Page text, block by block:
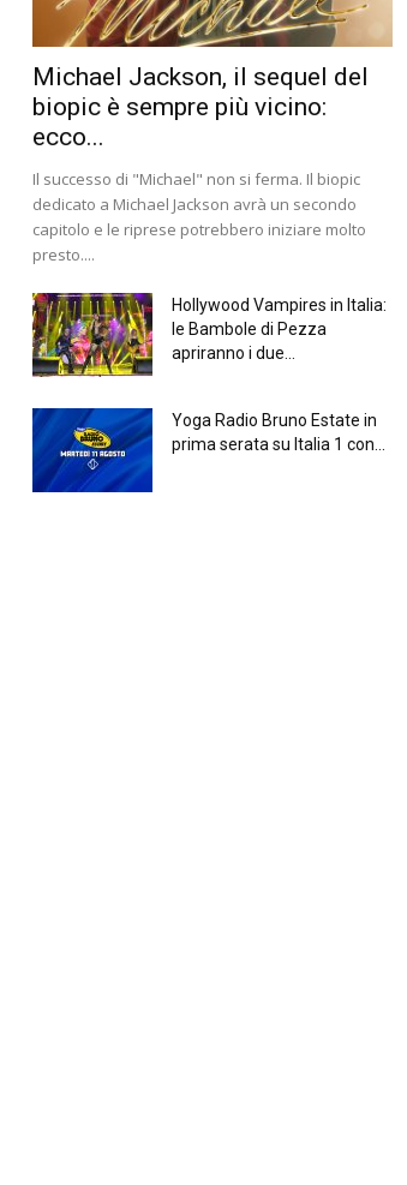
Michael Jackson, il sequel del
biopic è sempre più vicino:
ecco...
Il successo di "Michael" non si ferma. Il biopic
dedicato a Michael Jackson avrà un secondo
capitolo e le riprese potrebbero iniziare molto
presto....
Hollywood Vampires in Italia:
le Bambole di Pezza
apriranno i due...
Yoga Radio Bruno Estate in
prima serata su Italia 1 con...